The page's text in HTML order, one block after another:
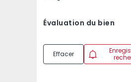
Évaluation du bien
Effacer